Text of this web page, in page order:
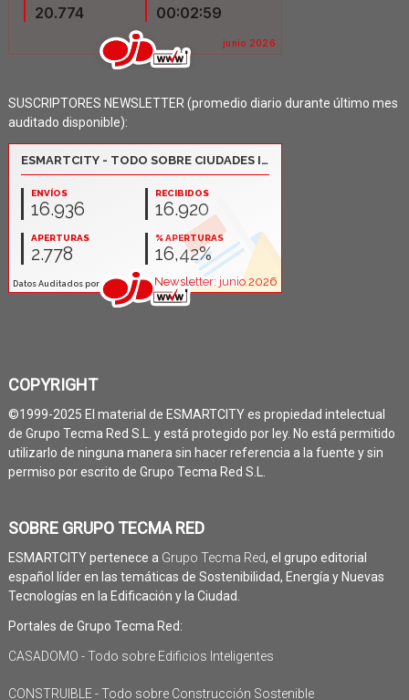
SUSCRIPTORES NEWSLETTER (promedio diario durante último mes
auditado disponible):
COPYRIGHT
©1999-2025 El material de ESMARTCITY es propiedad intelectual
de Grupo Tecma Red S.L. y está protegido por ley. No está permitido
utilizarlo de ninguna manera sin hacer referencia a la fuente y sin
permiso por escrito de Grupo Tecma Red S.L.
SOBRE GRUPO TECMA RED
ESMARTCITY pertenece a Grupo Tecma Red, el grupo editorial
español líder en las temáticas de Sostenibilidad, Energía y Nuevas
Tecnologías en la Edificación y la Ciudad.
Portales de Grupo Tecma Red:
CASADOMO - Todo sobre Edificios Inteligentes
CONSTRUIBLE - Todo sobre Construcción Sostenible